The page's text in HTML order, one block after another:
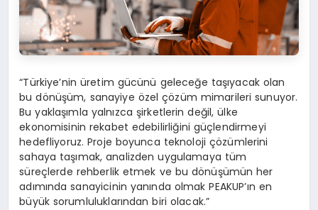
“Türkiye’nin üretim gücünü geleceğe taşıyacak olan
bu dönüşüm, sanayiye özel çözüm mimarileri sunuyor.
Bu yaklaşımla yalnızca şirketlerin değil, ülke
ekonomisinin rekabet edebilirliğini güçlendirmeyi
hedefliyoruz. Proje boyunca teknoloji çözümlerini
sahaya taşımak, analizden uygulamaya tüm
süreçlerde rehberlik etmek ve bu dönüşümün her
adımında sanayicinin yanında olmak PEAKUP’ın en
büyük sorumluluklarından biri olacak.”